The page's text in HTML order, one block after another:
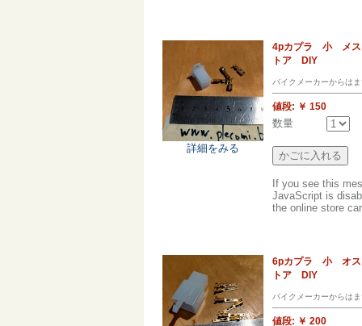
詳細をみる
4pカプラ 小 メ
トア DIY
バイクメーカーからは
値段: ￥ 150
数量
If you see this
JavaScript is
the online store
6pカプラ 小 オ
トア DIY
バイクメーカーからは
値段: ￥ 200